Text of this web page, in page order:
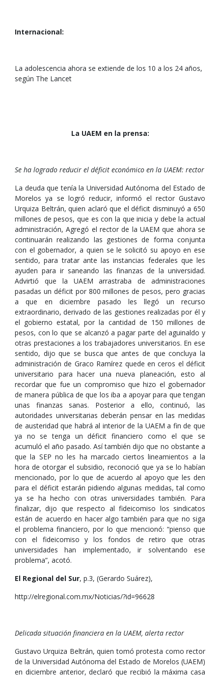
Internacional:
La adolescencia ahora se extiende de los 10 a los 24 años,
según The Lancet
La UAEM en la prensa:
Se ha logrado reducir el déficit económico en la UAEM: rector
La deuda que tenía la Universidad Autónoma del Estado de
Morelos ya se logró reducir, informó el rector Gustavo
Urquiza Beltrán, quien aclaró que el déficit disminuyó a 650
millones de pesos, que es con la que inicia y debe la actual
administración, Agregó el rector de la UAEM que ahora se
continuarán realizando las gestiones de forma conjunta
con el gobernador, a quien se le solicitó su apoyo en ese
sentido, para tratar ante las instancias federales que les
ayuden para ir saneando las finanzas de la universidad.
Advirtió que la UAEM arrastraba de administraciones
pasadas un déficit por 800 millones de pesos, pero gracias
a que en diciembre pasado les llegó un recurso
extraordinario, derivado de las gestiones realizadas por él y
el gobierno estatal, por la cantidad de 150 millones de
pesos, con lo que se alcanzó a pagar parte del aguinaldo y
otras prestaciones a los trabajadores universitarios. En ese
sentido, dijo que se busca que antes de que concluya la
administración de Graco Ramírez quede en ceros el déficit
universitario para hacer una nueva planeación, esto al
recordar que fue un compromiso que hizo el gobernador
de manera pública de que los iba a apoyar para que tengan
unas finanzas sanas. Posterior a ello, continuó, las
autoridades universitarias deberán pensar en las medidas
de austeridad que habrá al interior de la UAEM a fin de que
ya no se tenga un déficit financiero como el que se
acumuló el año pasado. Así también dijo que no obstante a
que la SEP no les ha marcado ciertos lineamientos a la
hora de otorgar el subsidio, reconoció que ya se lo habían
mencionado, por lo que de acuerdo al apoyo que les den
para el déficit estarán pidiendo algunas medidas, tal como
ya se ha hecho con otras universidades también. Para
finalizar, dijo que respecto al fideicomiso los sindicatos
están de acuerdo en hacer algo también para que no siga
el problema financiero, por lo que mencionó: “pienso que
con el fideicomiso y los fondos de retiro que otras
universidades han implementado, ir solventando ese
problema”, acotó.
El Regional del Sur, p.3, (Gerardo Suárez),
http://elregional.com.mx/Noticias/?id=96628
Delicada situación financiera en la UAEM, alerta rector
Gustavo Urquiza Beltrán, quien tomó protesta como rector
de la Universidad Autónoma del Estado de Morelos (UAEM)
en diciembre anterior, declaró que recibió la máxima casa